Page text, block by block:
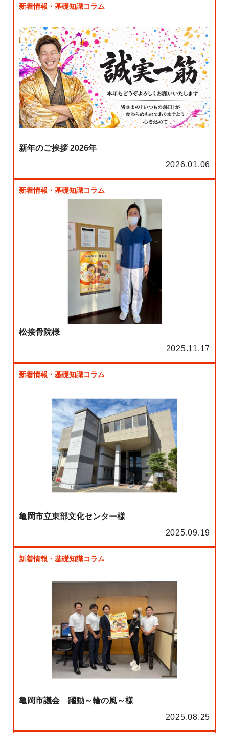
新着情報・基礎知識コラム
新年のご挨拶 2026年
2026.01.06
新着情報・基礎知識コラム
松接骨院様
2025.11.17
新着情報・基礎知識コラム
亀岡市立東部文化センター様
2025.09.19
新着情報・基礎知識コラム
亀岡市議会 躍動～輪の風～様
2025.08.25